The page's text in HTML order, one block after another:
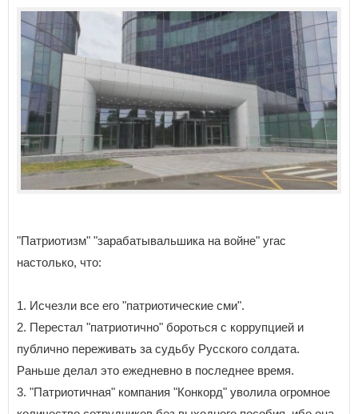
"Патриотизм" "зарабатывальшика на войне" угас
настолько, что:
1. Исчезли все его "патриотические сми".
2. Перестал "патриотично" бороться с коррупцией и
публично переживать за судьбу Русского солдата.
Раньше делал это ежедневно в последнее время.
3. "Патриотичная" компания "Конкорд" уволила огромное